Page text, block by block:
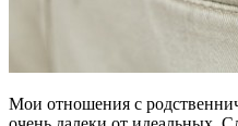
Мои отношения с